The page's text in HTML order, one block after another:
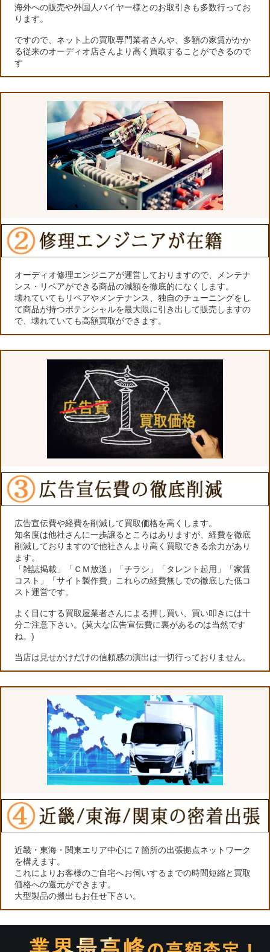
海外への販売や外国人バイヤー様とのお取引きも多数行ってお
ります。
ですので、ネット上の買取専門業者さんや、多額の家賃がかか
る従来のオーディオ店さんより高く買取することができるので
す
オーディオ修理エンジニアが運営しておりますので、メンテナ
ンス・リペアができる商品の減額を徹底的になくします。
壊れていてもリペアやメンテナンス、独自のチューニングをし
て商品が持つポテンシャルを最大限に引き出して販売しますの
で、壊れていても高額買取ができます。
広告宣伝費や経費を削減して買取価格を高くします。
知名度は他社さんに一歩譲るところはありますが、経費を徹底
削減しておりますので他社さんより高く買取できる余力があり
ます。
「雑誌掲載」「ＣＭ放送」「チラシ」「タレント起用」「家賃
コスト」「サイト製作費」これらの経費無しでの徹底した低コ
スト運営です。
よく目にする買取屋業者さんによる押し買い、買い叩きには十
分ご注意下さい。(莫大な広告宣伝費に裏があるのは当然です
ね。)
当店は見せかけだけの信頼感の演出は一切行っておりません。
近畿・東海・関東エリア中心に７箇所の出張拠点ネットワーク
を構えます。
これによりお客様のご自宅へお伺いするまでの時間短縮と買取
価格への還元ができます。
大型製品の搬出もお任せ下さい。